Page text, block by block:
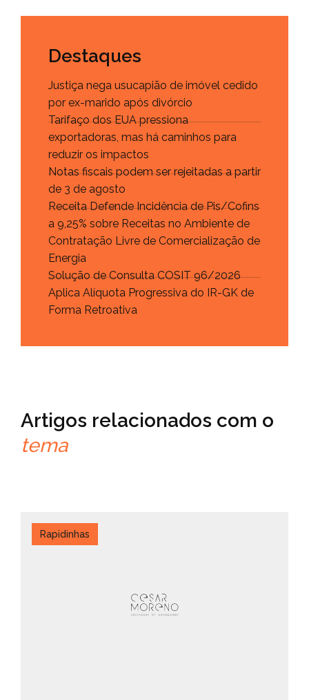
Destaques
Justiça nega usucapião de imóvel cedido
por ex-marido após divórcio
Tarifaço dos EUA pressiona
exportadoras, mas há caminhos para
reduzir os impactos
Notas fiscais podem ser rejeitadas a partir
de 3 de agosto
Receita Defende Incidência de Pis/Cofins
a 9,25% sobre Receitas no Ambiente de
Contratação Livre de Comercialização de
Energia
Solução de Consulta COSIT 96/2026
Aplica Alíquota Progressiva do IR-GK de
Forma Retroativa
Artigos relacionados com o
tema
Rapidinhas